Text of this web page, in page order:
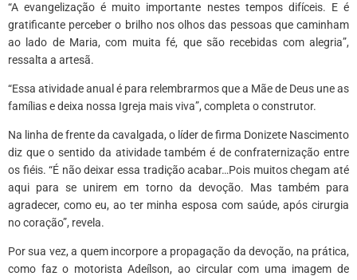
“A evangelização é muito importante nestes tempos difíceis. E é
gratificante perceber o brilho nos olhos das pessoas que caminham
ao lado de Maria, com muita fé, que são recebidas com alegria”,
ressalta a artesã.
“Essa atividade anual é para relembrarmos que a Mãe de Deus une as
famílias e deixa nossa Igreja mais viva”, completa o construtor.
Na linha de frente da cavalgada, o líder de firma Donizete Nascimento
diz que o sentido da atividade também é de confraternização entre
os fiéis. “É não deixar essa tradição acabar…Pois muitos chegam até
aqui para se unirem em torno da devoção. Mas também para
agradecer, como eu, ao ter minha esposa com saúde, após cirurgia
no coração”, revela.
Por sua vez, a quem incorpore a propagação da devoção, na prática,
como faz o motorista Adeílson, ao circular com uma imagem de